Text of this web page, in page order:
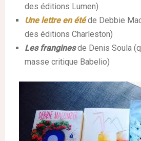
des éditions Lumen)
Une lettre en été de Debbie
des éditions Charleston)
Les franginesde Denis Soula
masse critique Babelio)